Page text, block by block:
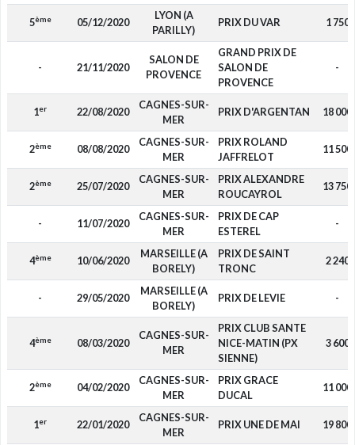
5ème 05/12/2020
LYON (A
PARILLY)
PRIX DU VAR 1 750
- 21/11/2020
SALON DE
PROVENCE
GRAND PRIX DE
SALON DE
PROVENCE
-
1er 22/08/2020
CAGNES-SUR-
MER
PRIX D'ARGENTAN 18 000
2ème 08/08/2020
CAGNES-SUR-
MER
PRIX ROLAND
JAFFRELOT
11 500
2ème 25/07/2020
CAGNES-SUR-
MER
PRIX ALEXANDRE
ROUCAYROL
13 750
- 11/07/2020
CAGNES-SUR-
MER
PRIX DE CAP
ESTEREL
-
4ème 10/06/2020
MARSEILLE (A
BORELY)
PRIX DE SAINT
TRONC
2 240
- 29/05/2020
MARSEILLE (A
BORELY)
PRIX DE LEVIE -
4ème 08/03/2020
CAGNES-SUR-
MER
PRIX CLUB SANTE
NICE-MATIN (PX
SIENNE)
3 600
2ème 04/02/2020
CAGNES-SUR-
MER
PRIX GRACE
DUCAL
11 000
1er 22/01/2020
CAGNES-SUR-
MER
PRIX UNE DE MAI 19 800